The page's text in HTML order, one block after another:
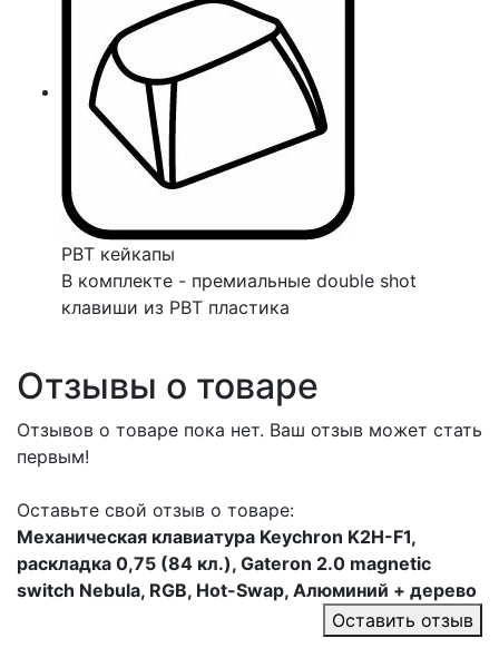
PBT кейкапы
В комплекте - премиальные double shot
клавиши из PBT пластика
Отзывы о товаре
Отзывов о товаре пока нет. Ваш отзыв может стать
первым!
Оставьте свой отзыв о товаре:
Механическая клавиатура Keychron K2H-F1,
раскладка 0,75 (84 кл.), Gateron 2.0 magnetic
switch Nebula, RGB, Hot-Swap, Алюминий + дерево
Оставить отзыв